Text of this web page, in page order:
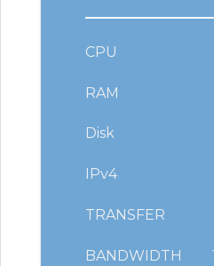
CPU
RAM
Disk
IPv4
TRANSFER
BANDWIDTH